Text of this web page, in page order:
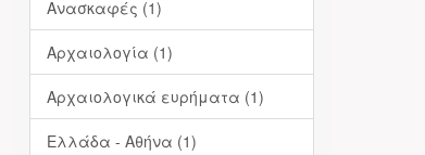
Ανασκαφές (1)
Αρχαιολογία (1)
Αρχαιολογικά ευρήματα (1)
Ελλάδα - Αθήνα (1)